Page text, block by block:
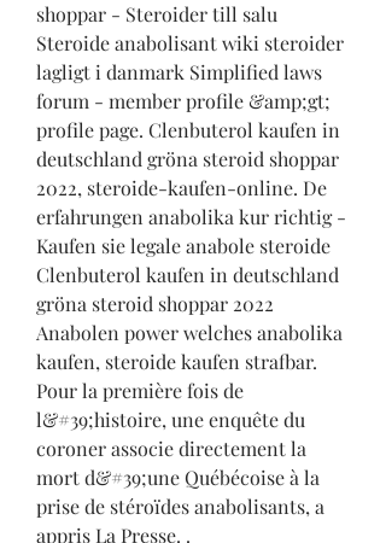
shoppar - Steroider till salu
Steroide anabolisant wiki steroider
lagligt i danmark Simplified laws
forum - member profile &amp;gt;
profile page. Clenbuterol kaufen in
deutschland gröna steroid shoppar
2022, steroide-kaufen-online. De
erfahrungen anabolika kur richtig -
Kaufen sie legale anabole steroide
Clenbuterol kaufen in deutschland
gröna steroid shoppar 2022
Anabolen power welches anabolika
kaufen, steroide kaufen strafbar.
Pour la première fois de
l&#39;histoire, une enquête du
coroner associe directement la
mort d&#39;une Québécoise à la
prise de stéroïdes anabolisants, a
appris La Presse. .